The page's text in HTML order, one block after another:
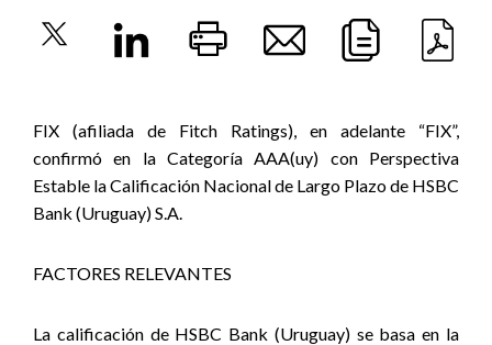
FIX (afiliada de Fitch Ratings), en adelante “FIX”,
confirmó en la Categoría AAA(uy) con Perspectiva
Estable la Calificación Nacional de Largo Plazo de HSBC
Bank (Uruguay) S.A.
FACTORES RELEVANTES
La calificación de HSBC Bank (Uruguay) se basa en la